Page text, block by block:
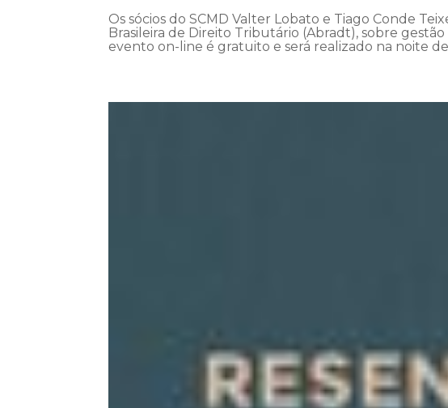
Os sócios do SCMD Valter Lobato e Tiago Conde
Brasileira de Direito Tributário (Abradt), sobre
evento on-line é gratuito e será realizado na noite